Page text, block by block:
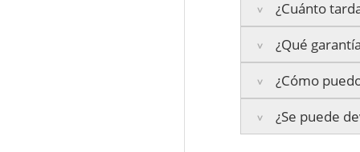
¿Cuánto
Península:
Islas Baleares:El
Los plazos
¿Qué
La garantía varía
3 años de
2 años de
¿Cómo
Te enviaremos un
en todo momento.
¿Se puede